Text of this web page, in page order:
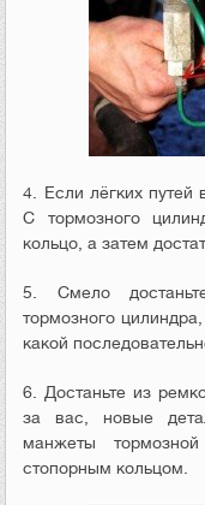
4. Если лёгких путей
С тормозного
кольцо, а затем
5. Смело
тормозного
какой
6. Достаньте из
за вас, новые
манжеты
стопорным кольцом.